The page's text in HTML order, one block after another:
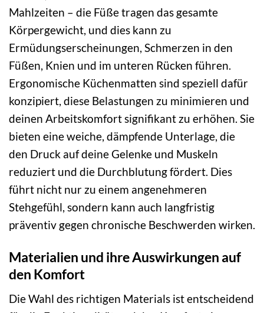
Mahlzeiten – die Füße tragen das gesamte
Körpergewicht, und dies kann zu
Ermüdungserscheinungen, Schmerzen in den
Füßen, Knien und im unteren Rücken führen.
Ergonomische Küchenmatten sind speziell dafür
konzipiert, diese Belastungen zu minimieren und
deinen Arbeitskomfort signifikant zu erhöhen. Sie
bieten eine weiche, dämpfende Unterlage, die
den Druck auf deine Gelenke und Muskeln
reduziert und die Durchblutung fördert. Dies
führt nicht nur zu einem angenehmeren
Stehgefühl, sondern kann auch langfristig
präventiv gegen chronische Beschwerden wirken.
Materialien und ihre Auswirkungen auf
den Komfort
Die Wahl des richtigen Materials ist entscheidend